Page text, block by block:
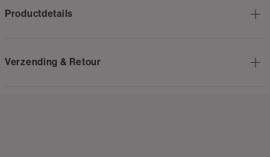
Productdetails
Verzending & Retour